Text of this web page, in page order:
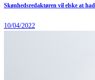
Skønhedsredaktøren vil elske at
10/04/2022